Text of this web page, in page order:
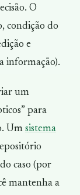
O
condição do
e
informação).
um
para
Um sistema
caso (por
mantenha a